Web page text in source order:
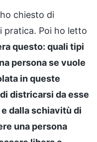
chiesto di
pratica. Poi ho letto
questo: quali tipi
persona se vuole
in queste
districarsi da esse
dalla schiavitù di
una persona